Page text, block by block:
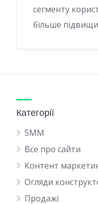
сегменту
більше
Категорії
SMM
Все про сайти
Контент
Огляди
Продажі